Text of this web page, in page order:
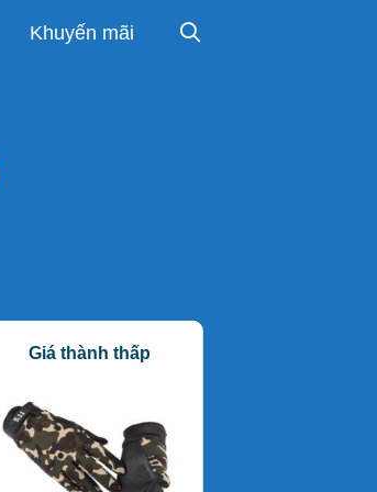
Khuyến mãi
Giá thành thấp